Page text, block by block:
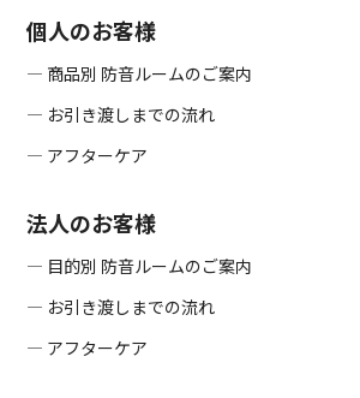
個人のお客様
― 商品別 防音ルームのご案内
― お引き渡しまでの流れ
― アフターケア
法人のお客様
― 目的別 防音ルームのご案内
― お引き渡しまでの流れ
― アフターケア